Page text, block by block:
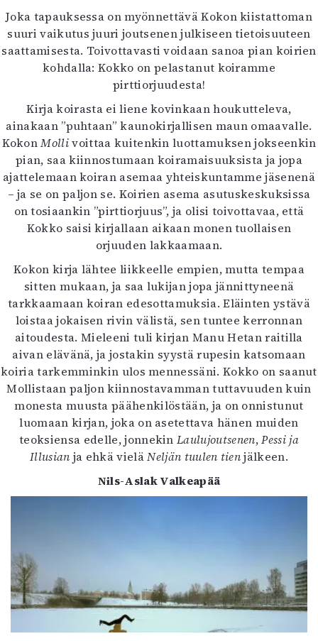
Joka tapauksessa on myönnettävä Kokon kiistattoman
suuri vaikutus juuri joutsenen julkiseen tietoisuuteen
saattamisesta. Toivottavasti voidaan sanoa pian koirien
kohdalla: Kokko on pelastanut koiramme
pirttiorjuudesta!
Kirja koirasta ei liene kovinkaan houkutteleva,
ainakaan ”puhtaan” kaunokirjallisen maun omaavalle.
KokonMollivoittaa kuitenkin luottamuksen jokseenkin
pian, saa kiinnostumaan koiramaisuuksista ja jopa
ajattelemaan koiran asemaa yhteiskuntamme jäsenenä
– ja se on paljon se. Koirien asema asutuskeskuksissa
on tosiaankin ”pirttiorjuus”, ja olisi toivottavaa, että
Kokko saisi kirjallaan aikaan monen tuollaisen
orjuuden lakkaamaan.
Kokon kirja lähtee liikkeelle empien, mutta tempaa
sitten mukaan, ja saa lukijan jopa jännittyneenä
tarkkaamaan koiran edesottamuksia. Eläinten ystävä
loistaa jokaisen rivin välistä, sen tuntee kerronnan
aitoudesta. Mieleeni tuli kirjan Manu Hetan raitilla
aivan elävänä, ja jostakin syystä rupesin katsomaan
koiria tarkemminkin ulos mennessäni. Kokko on saanut
Mollistaan paljon kiinnostavamman tuttavuuden kuin
monesta muusta päähenkilöstään, ja on onnistunut
luomaan kirjan, joka on asetettava hänen muiden
teoksiensa edelle, jonnekinLaulujoutsenen,Pessi ja
Illusian ja ehkä vieläNeljän tuulen tienjälkeen.
Nils-Aslak Valkeapää